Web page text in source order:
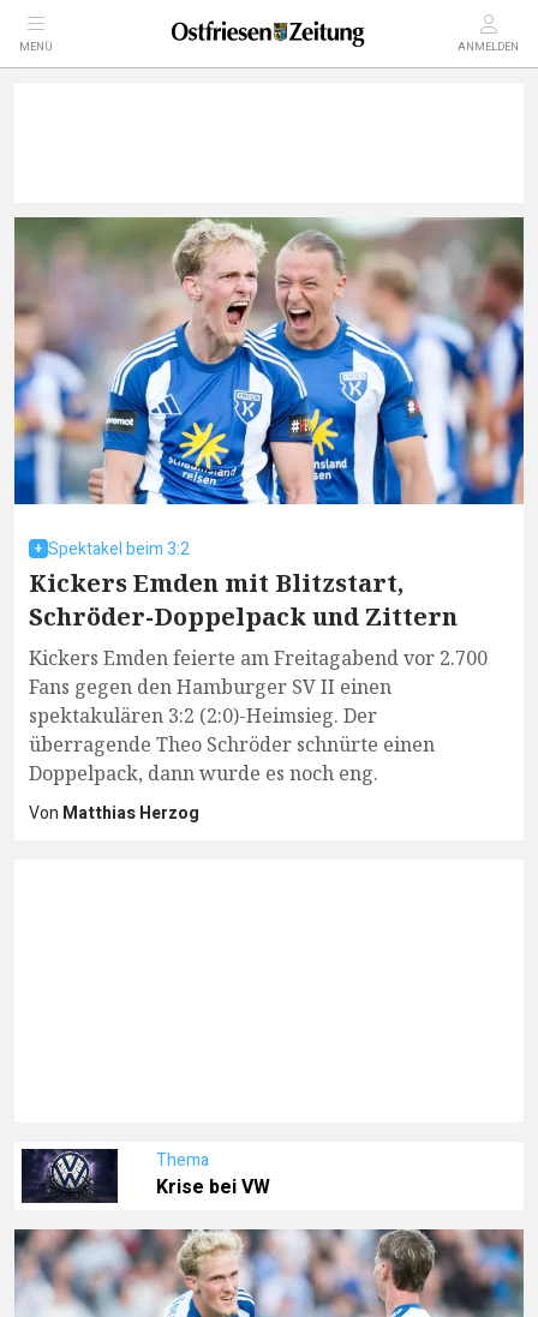
MENÜ ANMELDEN
Spektakel beim 3:2
Kickers Emden mit Blitzstart,
Schröder-Doppelpack und Zittern
Kickers Emden feierte am Freitagabend vor 2.700
Fans gegen den Hamburger SV II einen
spektakulären 3:2 (2:0)-Heimsieg. Der
überragende Theo Schröder schnürte einen
Doppelpack, dann wurde es noch eng.
Von Matthias Herzog
Thema
Krise bei VW